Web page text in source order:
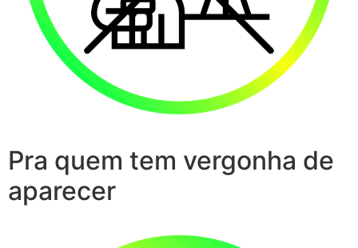
Pra quem tem vergonha de
aparecer